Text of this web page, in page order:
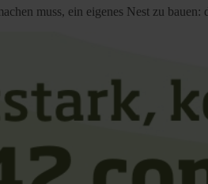
muss, ein eigenes Nest zu bauen: